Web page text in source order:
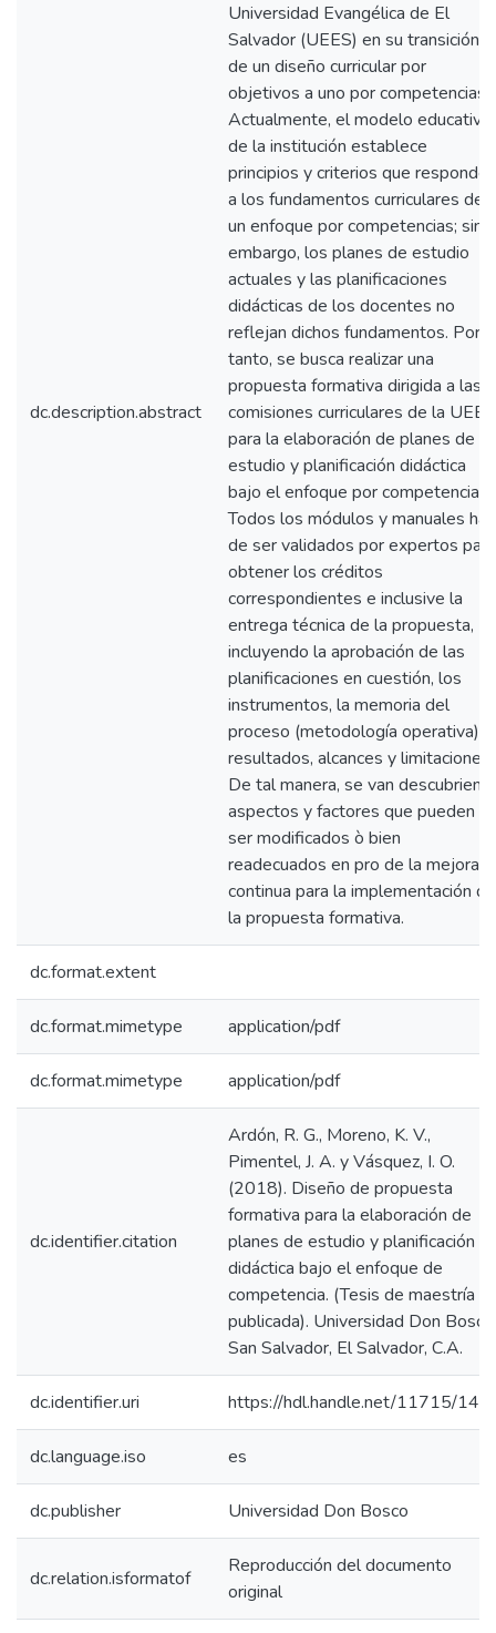
dc.description.abstract
Universidad Evangélica de El
Salvador (UEES) en su transición
de un diseño curricular por
objetivos a uno por competencias.
Actualmente, el modelo educativo
de la institución establece
principios y criterios que responden
a los fundamentos curriculares de
un enfoque por competencias; sin
embargo, los planes de estudio
actuales y las planificaciones
didácticas de los docentes no
reflejan dichos fundamentos. Por
tanto, se busca realizar una
propuesta formativa dirigida a las
comisiones curriculares de la UEES
para la elaboración de planes de
estudio y planificación didáctica
bajo el enfoque por competencias.
Todos los módulos y manuales han
de ser validados por expertos para
obtener los créditos
correspondientes e inclusive la
entrega técnica de la propuesta,
incluyendo la aprobación de las
planificaciones en cuestión, los
instrumentos, la memoria del
proceso (metodología operativa),
resultados, alcances y limitaciones.
De tal manera, se van
aspectos y factores que pueden
ser modificados ò bien
readecuados en pro de la mejora
continua para la implementación de
la propuesta formativa.
dc.format.extent
dc.format.mimetype application/pdf
dc.format.mimetype application/pdf
dc.identifier.citation
Ardón, R. G., Moreno, K. V.,
Pimentel, J. A. y Vásquez, I. O.
(2018). Diseño de propuesta
formativa para la elaboración de
planes de estudio y planificación
didáctica bajo el enfoque de
competencia. (Tesis de maestría
publicada). Universidad Don Bosco,
San Salvador, El Salvador, C.A.
dc.identifier.uri https://hdl.handle.net/11715/
dc.language.iso es
dc.publisher Universidad Don Bosco
dc.relation.isformatof
Reproducción del documento
original